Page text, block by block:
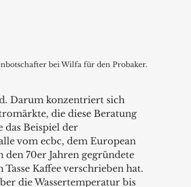
bei Wilfa für den Probaker.
Darum konzentriert sich
die diese Beratung
das Beispiel der
vom ecbc, dem European
70er Jahren gegründete
Kaffee verschrieben hat.
die Wassertemperatur bis